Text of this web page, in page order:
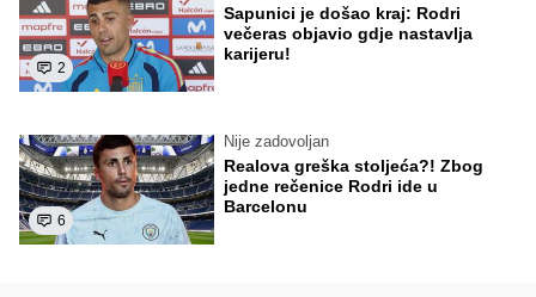
2
Sapunici je došao kraj: Rodri
večeras objavio gdje nastavlja
karijeru!
6
Nije zadovoljan
Realova greška stoljeća?! Zbog
jedne rečenice Rodri ide u
Barcelonu